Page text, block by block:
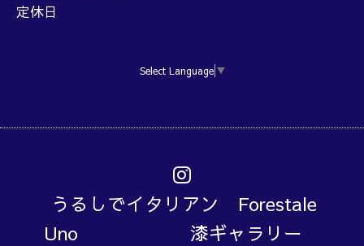
定休日
Select Language ▼
うるしでイタリアン Forestale
Uno 漆ギャラリー